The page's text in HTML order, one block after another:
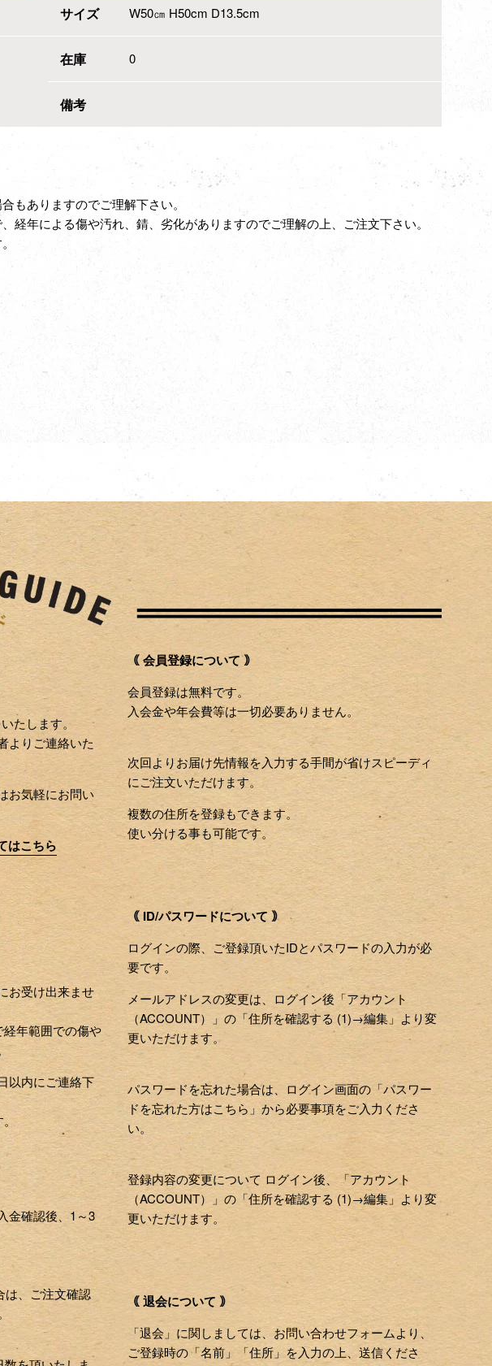
サイズ
W50㎝ H50cm D13.5cm
在庫 0
備考
もありますのでご理解下さい。
年による傷や汚れ、錆、劣化がありますのでご理解の上、ご注文下さい。
たします。
よりご連絡いた
お気軽にお問い
はこちら
お受け出来ませ
年範囲での傷や
以内にご連絡下
金確認後、1～3
は、ご注文確認
｟ 会員登録について ｠
会員登録は無料です。
入会金や年会費等は一切必要ありません。
次回よりお届け先情報を入力する手間が省けスピーディ
にご注文いただけます。
複数の住所を登録もできます。
使い分ける事も可能です。
｟ ID/パスワードについて ｠
ログインの際、ご登録頂いたIDとパスワードの入力が必
要です。
メールアドレスの変更は、ログイン後「アカウント
（ACCOUNT）」の「住所を確認する (1)→編集」より変
更いただけます。
パスワードを忘れた場合は、ログイン画面の「パスワー
ドを忘れた方はこちら」から必要事項をご入力くださ
い。
登録内容の変更について ログイン後、「アカウント
（ACCOUNT）」の「住所を確認する (1)→編集」より変
更いただけます。
｟ 退会について ｠
「退会」に関しましては、お問い合わせフォームより、
ご登録時の「名前」「住所」を入力の上、送信くださ